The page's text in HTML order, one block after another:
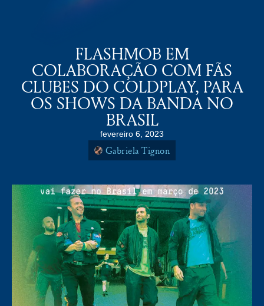
FLASHMOB EM
COLABORAÇÃO COM FÃS
CLUBES DO COLDPLAY, PARA
OS SHOWS DA BANDA NO
BRASIL
fevereiro 6, 2023
Gabriela Tignon